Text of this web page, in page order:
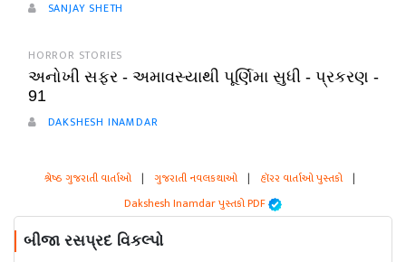
SANJAY SHETH
HORROR STORIES
અનોખી સફર - અમાવસ્યાથી પૂર્ણિમા સુધી - પ્રકરણ -
91
DAKSHESH INAMDAR
શ્રેષ્ઠ ગુજરાતી વાર્તાઓ | ગુજરાતી નવલકથાઓ | હૉરર વાર્તાઓ પુસ્તકો |
Dakshesh Inamdar પુસ્તકો PDF
બીજા રસપ્રદ વિકલ્પો